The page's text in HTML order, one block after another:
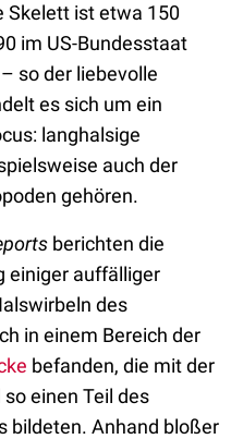
Skelett ist etwa 150
im US-Bundesstaat
so der liebevolle
es sich um ein
langhalsige
auch der
gehören.
berichten die
einiger auffälliger
des
in einem Bereich der
befanden, die mit der
einen Teil des
bildeten. Anhand bloßer